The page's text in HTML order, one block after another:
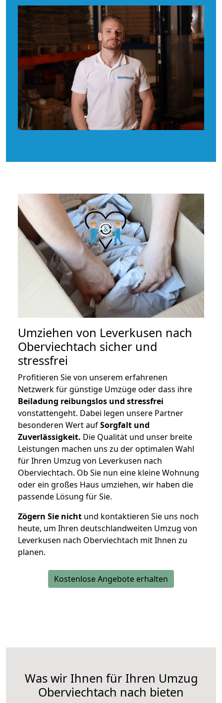
Umziehen von Leverkusen nach
Oberviechtach sicher und
stressfrei
Profitieren Sie von unserem erfahrenen
Netzwerk für günstige Umzüge oder dass ihre
Beiladung reibungslos und stressfrei
vonstattengeht. Dabei legen unsere Partner
besonderen Wert aufSorgfalt und
Zuverlässigkeit. Die Qualität und unser breite
Leistungen machen uns zu der optimalen Wahl
für Ihren Umzug von Leverkusen nach
Oberviechtach. Ob Sie nun eine kleine Wohnung
oder ein großes Haus umziehen, wir haben die
passende Lösung für Sie.
Zögern Sie nicht und kontaktieren Sie uns noch
heute, um Ihren deutschlandweiten Umzug von
Leverkusen nach Oberviechtach mit Ihnen zu
planen.
Kostenlose Angebote erhalten
Was wir Ihnen für Ihren Umzug
Oberviechtach nach bieten